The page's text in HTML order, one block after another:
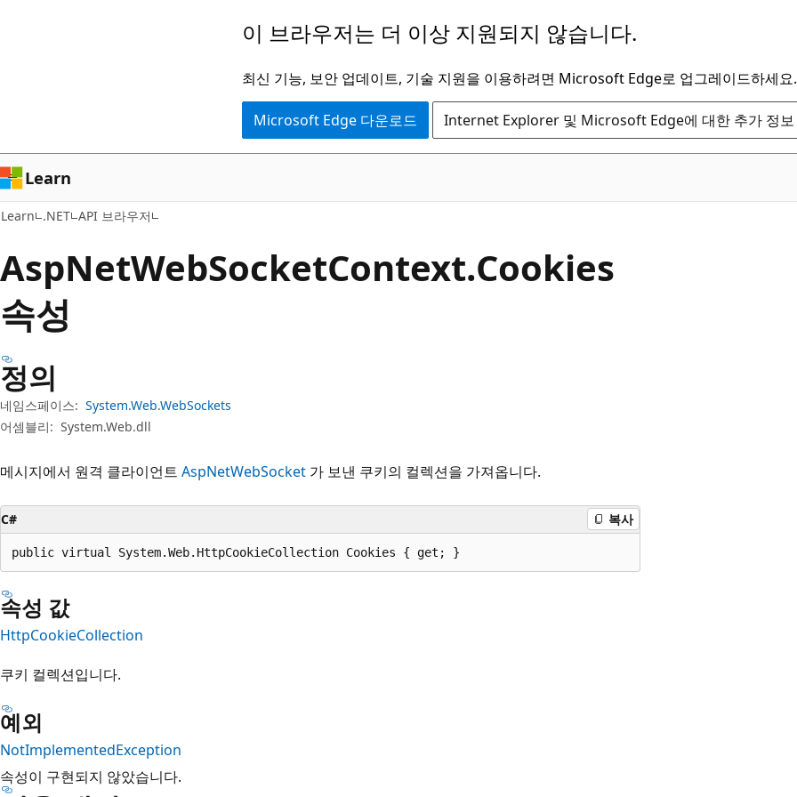
로
건
너
뛰
색
으
로
건
뛰
기
이 브라우저는 더 이상 지원되지 않습니다.
최신 기능, 보안 업데이트, 기술 지원을 이용하려면 Microsoft Edge로 업그레이드하세요.
Microsoft Edge 다운로드 Internet Explorer 및 Microsoft Edge에 대한 추가 정보
Learn
Learn .NET API 브라우저
AspNetWebSocketContext.Cookies
속성
정의
네임스페이스: System.Web.WebSockets
어셈블리: System.Web.dll
메시지에서 원격 클라이언트 AspNetWebSocket 가 보낸 쿠키의 컬렉션을 가져옵니다.
C# 복사
public virtual System.Web.HttpCookieCollection Cookies { get; }
속성 값
HttpCookieCollection
쿠키 컬렉션입니다.
예외
NotImplementedException
속성이 구현되지 않았습니다.